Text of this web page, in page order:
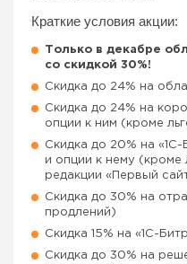
Краткие условия акции:
Только в декабре
со скидкой 30%!
Скидка до 24% на
Скидка до 24% на
опции к ним (кроме
Скидка до 20% на
и опции к нему (кроме
редакции «Первый
Скидка до 30% на
продлений)
Скидка 15% на «1C-
Скидка до 30% на